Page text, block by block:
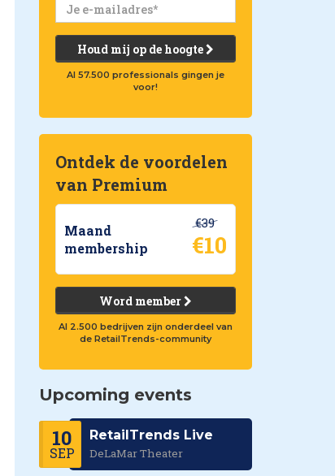
Houd mij op de hoogte
Al 57.500 professionals gingen je
voor!
Ontdek de voordelen
van Premium
Maand
membership
€39
€10
Word member
Al 2.500 bedrijven zijn onderdeel van
de RetailTrends-community
Upcoming events
10
SEP
RetailTrends Live
DeLaMar Theater